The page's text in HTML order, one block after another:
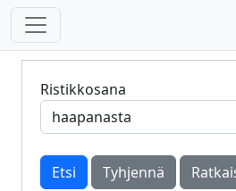
Ristikkosana
Tyhjennä